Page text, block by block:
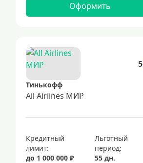
Оформить
5
Тинькофф
All Airlines МИР
Кредитный
лимит:
до 1 000 000 ₽
Льготный
период:
55 дн.